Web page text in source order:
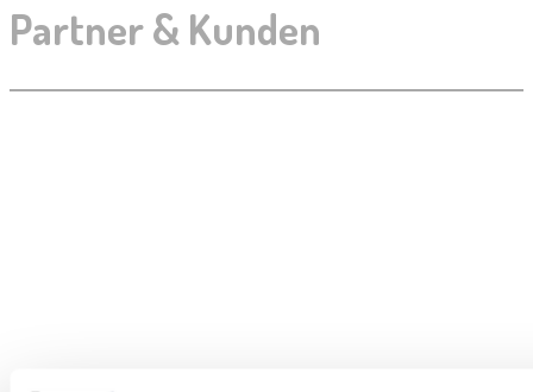
Partner & Kunden